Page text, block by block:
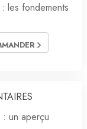
les fondements
un aperçu